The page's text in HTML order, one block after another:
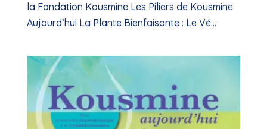
la Fondation Kousmine Les Piliers de Kousmine
Aujourd’hui La Plante Bienfaisante : Le Vé...